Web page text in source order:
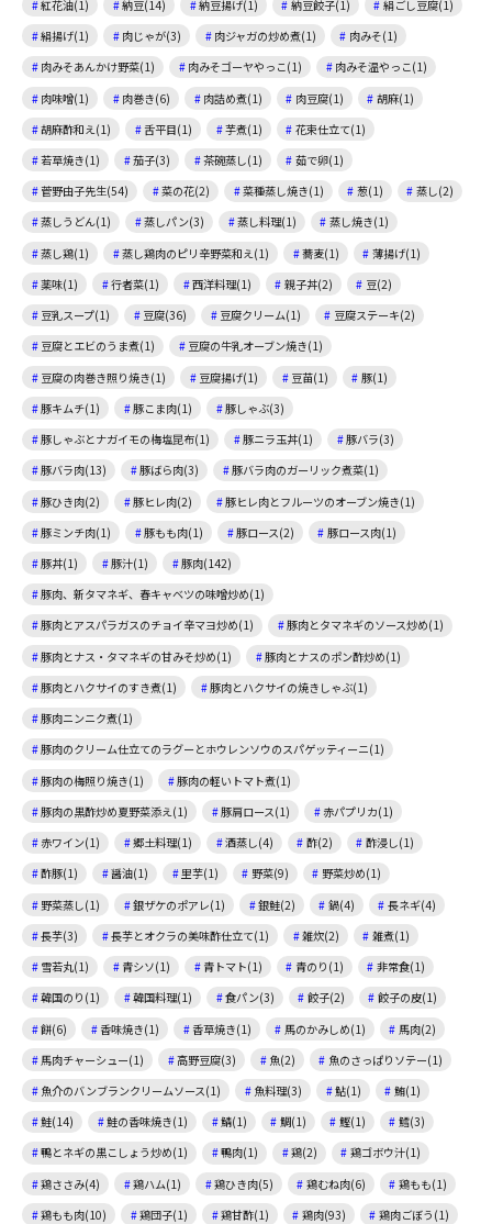
紅花油(1)
納豆(14) 納豆揚げ(1) 納豆餃子(1)
絹ごし豆腐(1)
絹揚げ(1)
肉じゃが(3) 肉ジャガの炒め煮(1)
肉みそ(1)
肉みそあんかけ野菜(1)
肉みそゴーヤやっこ(1)
肉みそ温やっこ(1)
肉味噌(1)
肉巻き(6) 肉詰め煮(1) 肉豆腐(1)
胡麻(1)
胡麻酢和え(1)
舌平目(1) 芋煮(1)
花束仕立て(1)
若草焼き(1)
茄子(3) 茶碗蒸し(1)
茹で卵(1)
菅野由子先生(54)
菜の花(2) 菜種蒸し焼き(1) 葱(1)
蒸し(2)
蒸しうどん(1)
蒸しパン(3) 蒸し料理(1)
蒸し焼き(1)
蒸し鶏(1)
蒸し鶏肉のピリ辛野菜和え(1) 蕎麦(1)
薄揚げ(1)
薬味(1)
行者菜(1) 西洋料理(1) 親子丼(2)
豆(2)
豆乳スープ(1)
豆腐(36) 豆腐クリーム(1)
豆腐ステーキ(2)
豆腐とエビのうま煮(1)
豆腐の牛乳オーブン焼き(1)
豆腐の肉巻き照り焼き(1)
豆腐揚げ(1) 豆苗(1)
豚(1)
豚キムチ(1)
豚こま肉(1)
豚しゃぶ(3)
豚しゃぶとナガイモの梅塩昆布(1)
豚ニラ玉丼(1)
豚バラ(3)
豚バラ肉(13)
豚ばら肉(3)
豚バラ肉のガーリック煮菜(1)
豚ひき肉(2)
豚ヒレ肉(2)
豚ヒレ肉とフルーツのオーブン焼き(1)
豚ミンチ肉(1)
豚もも肉(1) 豚ロース(2)
豚ロース肉(1)
豚丼(1)
豚汁(1)
豚肉(142)
豚肉、新タマネギ、春キャベツの味噌炒め(1)
豚肉とアスパラガスのチョイ辛マヨ炒め(1)
豚肉とタマネギのソース炒め(1)
豚肉とナス・タマネギの甘みそ炒め(1)
豚肉とナスのポン酢炒め(1)
豚肉とハクサイのすき煮(1)
豚肉とハクサイの焼きしゃぶ(1)
豚肉ニンニク煮(1)
豚肉のクリーム仕立てのラグーとホウレンソウのスパゲッティーニ(1)
豚肉の梅照り焼き(1)
豚肉の軽いトマト煮(1)
豚肉の黒酢炒め夏野菜添え(1)
豚肩ロース(1)
赤パプリカ(1)
赤ワイン(1)
郷土料理(1) 酒蒸し(4) 酢(2)
酢浸し(1)
酢豚(1)
醤油(1) 里芋(1) 野菜(9)
野菜炒め(1)
野菜蒸し(1)
銀ザケのポアレ(1) 銀鮭(2) 鍋(4)
長ネギ(4)
長芋(3)
長芋とオクラの美味酢仕立て(1) 雑炊(2)
雑煮(1)
雪若丸(1)
青シソ(1) 青トマト(1) 青のり(1)
非常食(1)
韓国のり(1)
韓国料理(1) 食パン(3) 餃子(2)
餃子の皮(1)
餅(6)
香味焼き(1) 香草焼き(1) 馬のかみしめ(1)
馬肉(2)
馬肉チャーシュー(1)
高野豆腐(3) 魚(2)
魚のさっぱりソテー(1)
魚介のバンブランクリームソース(1)
魚料理(3) 鮎(1)
鮪(1)
鮭(14)
鮭の香味焼き(1) 鯖(1) 鯛(1) 鰹(1)
鱈(3)
鴨とネギの黒こしょう炒め(1)
鴨肉(1) 鶏(2)
鶏ゴボウ汁(1)
鶏ささみ(4)
鶏ハム(1) 鶏ひき肉(5) 鶏むね肉(6)
鶏もも(1)
鶏もも肉(10)
鶏団子(1) 鶏甘酢(1) 鶏肉(93)
鶏肉ごぼう(1)